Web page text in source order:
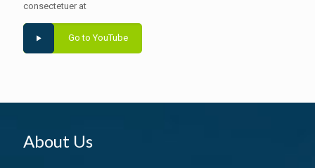
consectetuer at
Go to YouTube
About Us